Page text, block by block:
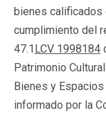
bienes calificados
cumplimiento del
47.1LCV 1998184
Patrimonio
Bienes y
informado por la